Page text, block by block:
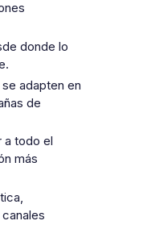
donde lo
adapten en
de
todo el
más